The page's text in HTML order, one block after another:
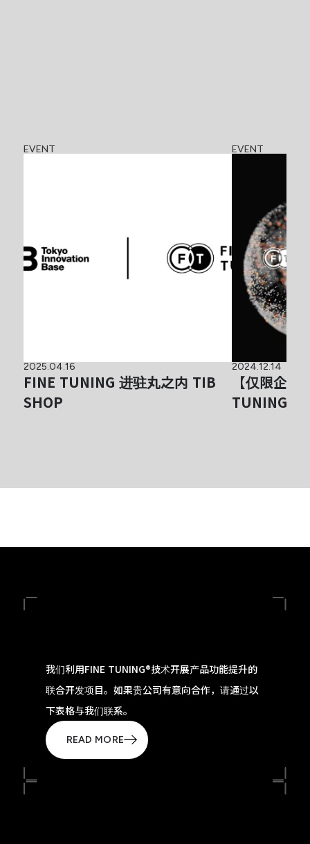
EVENT
2025.04.16
FINE TUNING 进驻丸之内 TIB
SHOP
EVENT
2024.12.14
【仅限企
TUNING®
我们利用FINE TUNING®技术开展产品功能提升的
联合开发项目。如果贵公司有意向合作，请通过以
下表格与我们联系。
READ MORE